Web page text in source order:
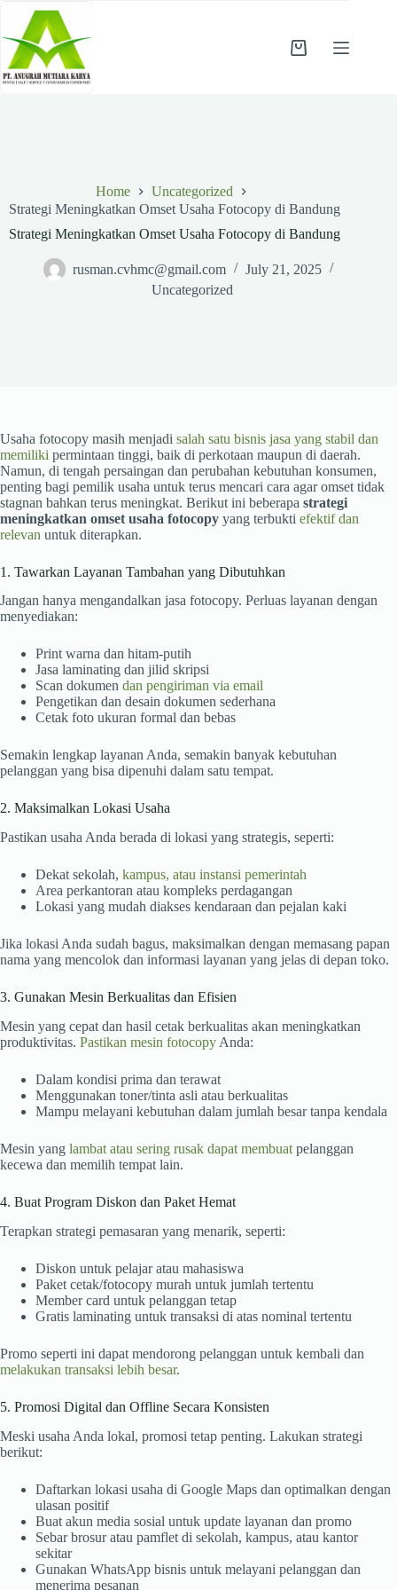
content
Shopping
Home
Uncategorized
Strategi Meningkatkan Omset Usaha Fotocopy di Bandung
Strategi Meningkatkan Omset Usaha Fotocopy di Bandung
rusman.cvhmc@gmail.com
July 21, 2025
Uncategorized
Usaha fotocopy masih menjadi salah satu bisnis jasa yang stabil dan
memiliki permintaan tinggi, baik di perkotaan maupun di daerah.
Namun, di tengah persaingan dan perubahan kebutuhan konsumen,
penting bagi pemilik usaha untuk terus mencari cara agar omset tidak
stagnan bahkan terus meningkat. Berikut ini beberapa strategi
meningkatkan omset usaha fotocopy yang terbukti efektif dan
relevan untuk diterapkan.
1. Tawarkan Layanan Tambahan yang Dibutuhkan
Jangan hanya mengandalkan jasa fotocopy. Perluas layanan dengan
menyediakan:
Print warna dan hitam-putih
Jasa laminating dan jilid skripsi
Scan dokumen dan pengiriman via email
Pengetikan dan desain dokumen sederhana
Cetak foto ukuran formal dan bebas
Semakin lengkap layanan Anda, semakin banyak kebutuhan
pelanggan yang bisa dipenuhi dalam satu tempat.
2. Maksimalkan Lokasi Usaha
Pastikan usaha Anda berada di lokasi yang strategis, seperti:
Dekat sekolah, kampus, atau instansi pemerintah
Area perkantoran atau kompleks perdagangan
Lokasi yang mudah diakses kendaraan dan pejalan kaki
Jika lokasi Anda sudah bagus, maksimalkan dengan memasang papan
nama yang mencolok dan informasi layanan yang jelas di depan toko.
3. Gunakan Mesin Berkualitas dan Efisien
Mesin yang cepat dan hasil cetak berkualitas akan meningkatkan
produktivitas. Pastikan mesin fotocopy Anda:
Dalam kondisi prima dan terawat
Menggunakan toner/tinta asli atau berkualitas
Mampu melayani kebutuhan dalam jumlah besar tanpa kendala
Mesin yang lambat atau sering rusak dapat membuat pelanggan
kecewa dan memilih tempat lain.
4. Buat Program Diskon dan Paket Hemat
Terapkan strategi pemasaran yang menarik, seperti:
Diskon untuk pelajar atau mahasiswa
Paket cetak/fotocopy murah untuk jumlah tertentu
Member card untuk pelanggan tetap
Gratis laminating untuk transaksi di atas nominal tertentu
Promo seperti ini dapat mendorong pelanggan untuk kembali dan
melakukan transaksi lebih besar.
5. Promosi Digital dan Offline Secara Konsisten
Meski usaha Anda lokal, promosi tetap penting. Lakukan strategi
berikut:
Daftarkan lokasi usaha di Google Maps dan optimalkan dengan
ulasan positif
Buat akun media sosial untuk update layanan dan promo
Sebar brosur atau pamflet di sekolah, kampus, atau kantor
sekitar
Gunakan WhatsApp bisnis untuk melayani pelanggan dan
menerima pesanan